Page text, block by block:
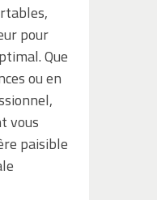
pour
Que
ou en
vous
paisible